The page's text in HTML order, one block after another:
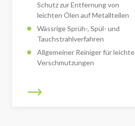
Schutz zur Entfernung von
leichten Ölen auf Metallteilen
Wässrige Sprüh-, Spül- und
Tauchstrahlverfahren
Allgemeiner Reiniger für leichte
Verschmutzungen